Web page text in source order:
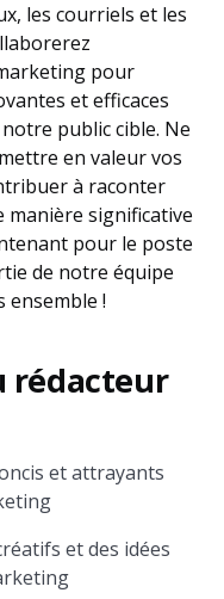
les courriels et les
pour
et efficaces
public cible. Ne
en valeur vos
à raconter
significative
pour le poste
de notre équipe
ensemble !
rédacteur
et attrayants
et des idées